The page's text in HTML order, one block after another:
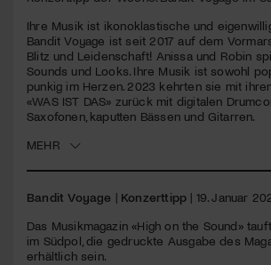
Ihre Musik ist ikonoklastische und
Bandit Voyage ist seit 2017 auf dem
Blitz und Leidenschaft! Anissa und Robin
Sounds und Looks. Ihre Musik ist sowohl
punkig im Herzen. 2023 kehrten sie mit
«WAS IST DAS» zurück mit digitalen
Saxofonen, kaputten Bässen und Gitarren.
MEHR
Bandit Voyage | Konzerttipp | 19. Januar
Das Musikmagazin «High on the Sound»
im Südpol, die gedruckte Ausgabe des
erhältlich sein.
Jetzt Mitglied werden